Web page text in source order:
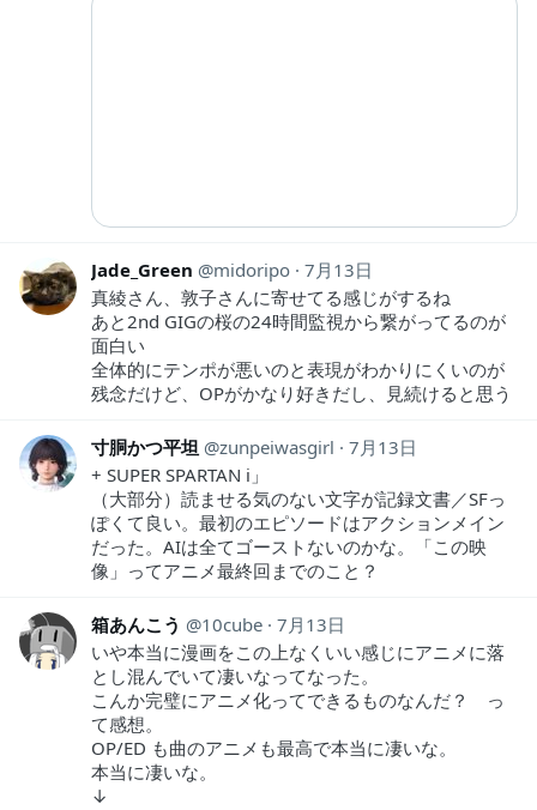
Jade_Green midoripo 7月13日
真綾さん、敦子さんに寄せてる感じがするね
あと2nd GIGの桜の24時間監視から繋がってるのが
面白い
全体的にテンポが悪いのと表現がわかりにくいのが
残念だけど、OPがかなり好きだし、見続けると思う
寸胴かつ平坦 zunpeiwasgirl
7月13日
+ SUPER SPARTAN i」
（大部分）読ませる気のない文字が記録文書／SFっ
ぽくて良い。最初のエピソードはアクションメイン
だった。AIは全てゴーストないのかな。「この映
像」ってアニメ最終回までのこと？
箱あんこう 10cube 7月13日
いや本当に漫画をこの上なくいい感じにアニメに落
とし混んでいて凄いなってなった。
こんか完璧にアニメ化ってできるものなんだ？ っ
て感想。
OP/ED も曲のアニメも最高で本当に凄いな。
本当に凄いな。
↓